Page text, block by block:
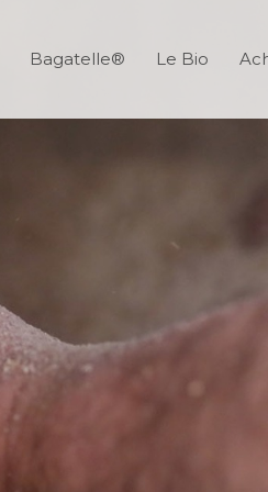
Bagatelle® Le Bio